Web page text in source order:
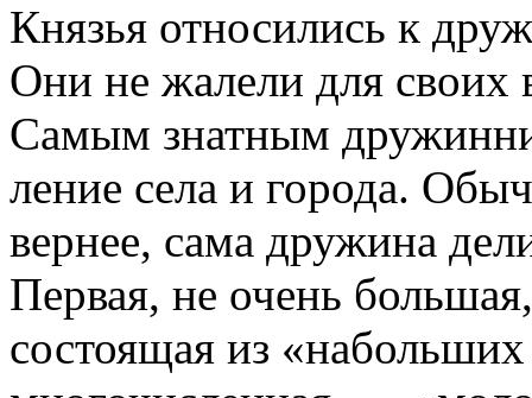
Князья относились к
Они не жалели для своих
Самым знат­ным
ление села и города.
вернее, сама дружина
Первая, не очень
состоящая из